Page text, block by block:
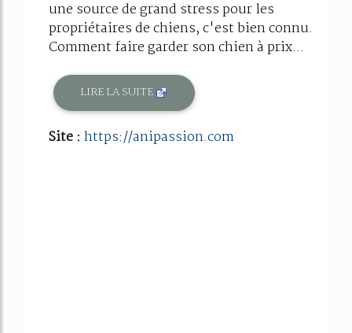
une source de grand stress pour les
propriétaires de chiens, c'est bien connu.
Comment faire garder son chien à prix...
LIRE LA SUITE
Site : https://anipassion.com